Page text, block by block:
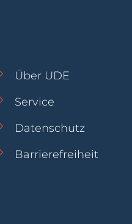
Über UDE
Service
Datenschutz
Barrierefreiheit